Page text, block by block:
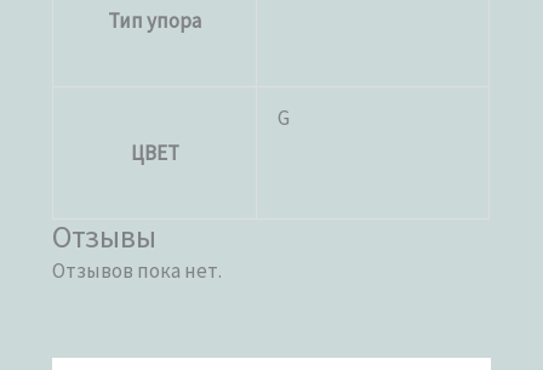
Тип упора
ЦВЕТ
G
Отзывы
Отзывов пока нет.